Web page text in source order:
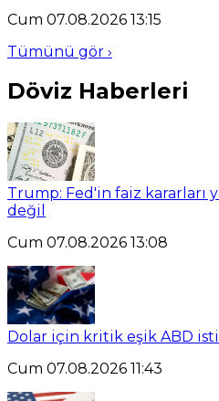
Cum 07.08.2026 13:15
Tümünü gör ›
Döviz Haberleri
Trump: Fed'in faiz kararları
değil
Cum 07.08.2026 13:08
Dolar için kritik eşik ABD
Cum 07.08.2026 11:43